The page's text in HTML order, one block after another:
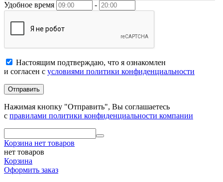
Удобное время -
Настоящим подтверждаю, что я ознакомлен
и согласен с условиями политики конфиденциальности
Отправить
Нажимая кнопку "Отправить", Вы соглашаетесь
с правилами политики конфиденциальности компании
Корзина нет товаров
нет товаров
Корзина
Оформить заказ